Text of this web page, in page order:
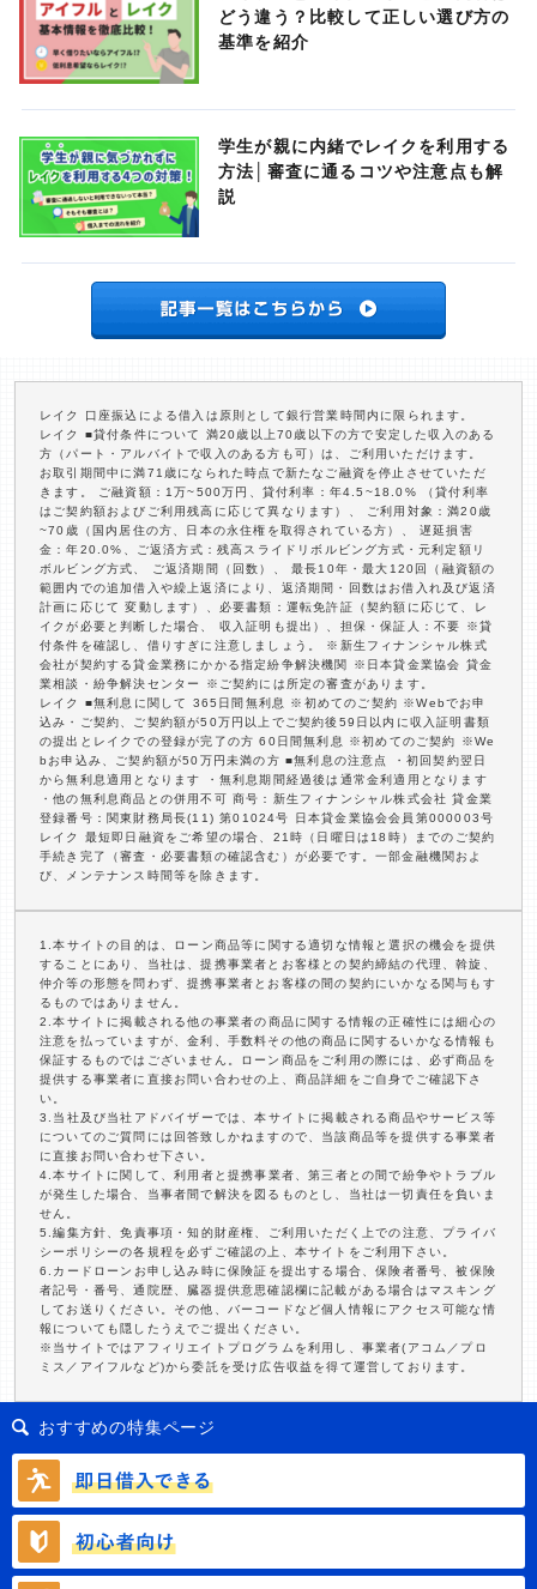
どう違う？比較して正しい選び方の
基準を紹介
学生が親に内緒でレイクを利用する
方法│審査に通るコツや注意点も解
説
レイク 口座振込による借入は原則として銀行営業時間内に限られます。
レイク ■貸付条件について 満20歳以上70歳以下の方で安定した収入のある
方（パート・アルバイトで収入のある方も可）は、ご利用いただけます。
お取引期間中に満71歳になられた時点で新たなご融資を停止させていただ
きます。 ご融資額：1万~500万円、貸付利率：年4.5~18.0% （貸付利率
はご契約額およびご利用残高に応じて異なります）、 ご利用対象：満20歳
~70歳（国内居住の方、日本の永住権を取得されている方）、 遅延損害
金：年20.0%、ご返済方式：残高スライドリボルビング方式・元利定額リ
ボルビング方式、 ご返済期間（回数）、 最長10年・最大120回（融資額の
範囲内での追加借入や繰上返済により、返済期間・回数はお借入れ及び返済
計画に応じて 変動します）、必要書類：運転免許証（契約額に応じて、レ
イクが必要と判断した場合、 収入証明も提出）、担保・保証人：不要 ※貸
付条件を確認し、借りすぎに注意しましょう。 ※新生フィナンシャル株式
会社が契約する貸金業務にかかる指定紛争解決機関 ※日本貸金業協会 貸金
業相談・紛争解決センター ※ご契約には所定の審査があります。
レイク ■無利息に関して 365日間無利息 ※初めてのご契約 ※Webでお申
込み・ご契約、ご契約額が50万円以上でご契約後59日以内に収入証明書類
の提出とレイクでの登録が完了の方 60日間無利息 ※初めてのご契約 ※We
bお申込み、ご契約額が50万円未満の方 ■無利息の注意点 ・初回契約翌日
から無利息適用となります ・無利息期間経過後は通常金利適用となります
・他の無利息商品との併用不可 商号：新生フィナンシャル株式会社 貸金業
登録番号：関東財務局長(11) 第01024号 日本貸金業協会会員第000003号
レイク 最短即日融資をご希望の場合、21時（日曜日は18時）までのご契約
手続き完了（審査・必要書類の確認含む）が必要です。一部金融機関およ
び、メンテナンス時間等を除きます。
1.本サイトの目的は、ローン商品等に関する適切な情報と選択の機会を提供
することにあり、当社は、提携事業者とお客様との契約締結の代理、斡旋、
仲介等の形態を問わず、提携事業者とお客様の間の契約にいかなる関与もす
るものではありません。
2.本サイトに掲載される他の事業者の商品に関する情報の正確性には細心の
注意を払っていますが、金利、手数料その他の商品に関するいかなる情報も
保証するものではございません。ローン商品をご利用の際には、必ず商品を
提供する事業者に直接お問い合わせの上、商品詳細をご自身でご確認下さ
い。
3.当社及び当社アドバイザーでは、本サイトに掲載される商品やサービス等
についてのご質問には回答致しかねますので、当該商品等を提供する事業者
に直接お問い合わせ下さい。
4.本サイトに関して、利用者と提携事業者、第三者との間で紛争やトラブル
が発生した場合、当事者間で解決を図るものとし、当社は一切責任を負いま
せん。
5.編集方針、免責事項・知的財産権、ご利用いただく上での注意、プライバ
シーポリシーの各規程を必ずご確認の上、本サイトをご利用下さい。
6.カードローンお申し込み時に保険証を提出する場合、保険者番号、被保険
者記号・番号、通院歴、臓器提供意思確認欄に記載がある場合はマスキング
してお送りください。その他、バーコードなど個人情報にアクセス可能な情
報についても隠したうえでご提出ください。
※当サイトではアフィリエイトプログラムを利用し、事業者(アコム／プロ
ミス／アイフルなど)から委託を受け広告収益を得て運営しております。
おすすめの特集ページ